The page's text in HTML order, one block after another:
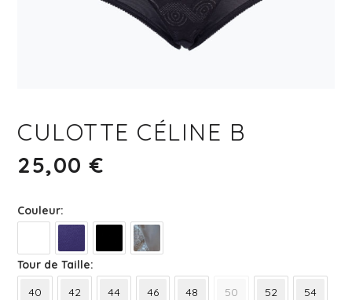
CULOTTE CÉLINE B
25,00€
Couleur
Tour de Taille
40
42 44 46 48 50 52 54